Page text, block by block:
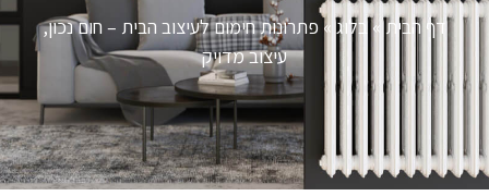
דף הבית»בלוג» פתרונות חימום לעיצוב הבית – חום נכון,
עיצוב מדויק